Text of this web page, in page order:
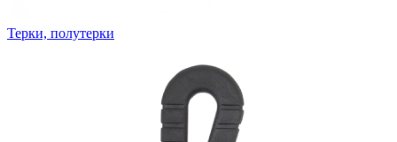
Терки, полутерки